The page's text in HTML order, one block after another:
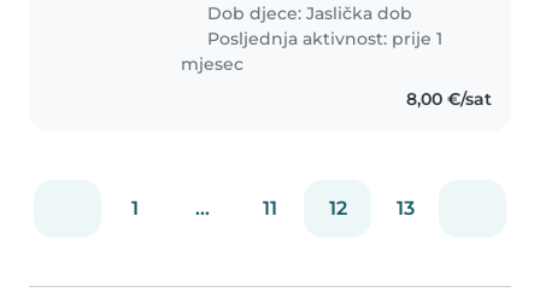
Dob djece:Jaslička dob
Posljednja aktivnost: prije 1
mjesec
8,00 €/sat
1 ... 11 12 13